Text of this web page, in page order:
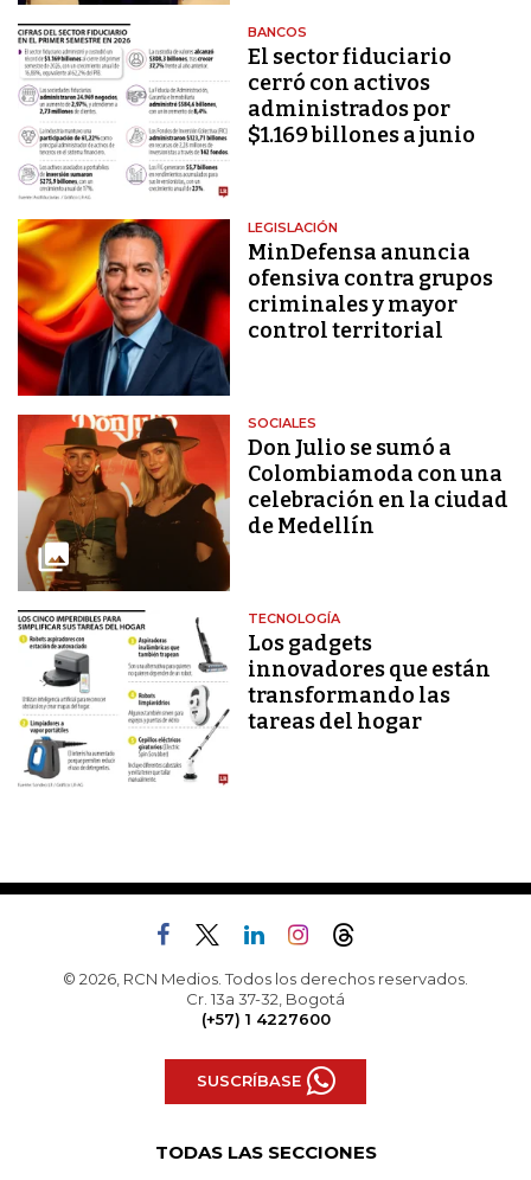
BANCOS
El sector fiduciario
cerró con activos
administrados por
$1.169 billones a junio
LEGISLACIÓN
MinDefensa anuncia
ofensiva contra grupos
criminales y mayor
control territorial
SOCIALES
Don Julio se sumó a
Colombiamoda con una
celebración en la ciudad
de Medellín
TECNOLOGÍA
Los gadgets
innovadores que están
transformando las
tareas del hogar
© 2026, RCN Medios. Todos los derechos reservados.
Cr. 13a 37-32, Bogotá
(+57) 1 4227600
SUSCRÍBASE
TODAS LAS SECCIONES